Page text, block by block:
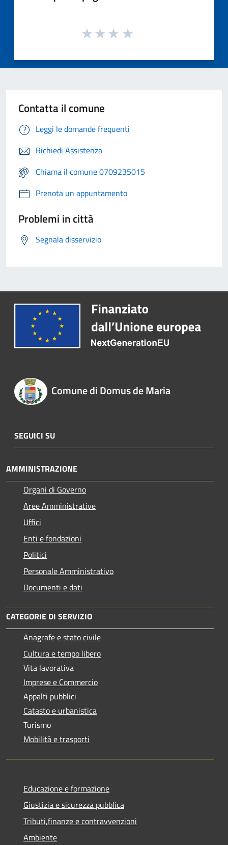
Contatta il comune
Leggi le domande frequenti
Richiedi Assistenza
Chiama il comune 0709235015
Prenota un appuntamento
Problemi in città
Segnala disservizio
Comune di Domus de Maria
SEGUICI SU
AMMINISTRAZIONE
Organi di Governo
Aree Amministrative
Uffici
Enti e fondazioni
Politici
Personale Amministrativo
Documenti e dati
CATEGORIE DI SERVIZIO
Anagrafe e stato civile
Cultura e tempo libero
Vita lavorativa
Imprese e Commercio
Appalti pubblici
Catasto e urbanistica
Turismo
Mobilità e trasporti
Educazione e formazione
Giustizia e sicurezza pubblica
Tributi,finanze e contravvenzioni
Ambiente